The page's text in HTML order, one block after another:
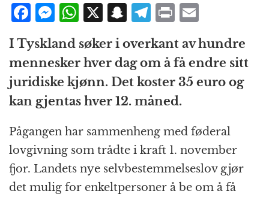
F
a
c
e
b
o
o
k
M
ss
e
n
g
e
r
W
h
at
s
A
p
p
X S
a
p
c
h
at
T
el
e
g
r
a
m
P
n
t
m
ai
l
I Tyskland søker i overkant av hundre
mennesker hver dag om å få endre sitt
juridiske kjønn. Det koster 35 euro og
kan gjentas hver 12. måned.
Pågangen har sammenheng med føderal
lovgivning som trådte i kraft 1. november
fjor. Landets nye selvbestemmelseslov gjør
det mulig for enkeltpersoner å be om å få